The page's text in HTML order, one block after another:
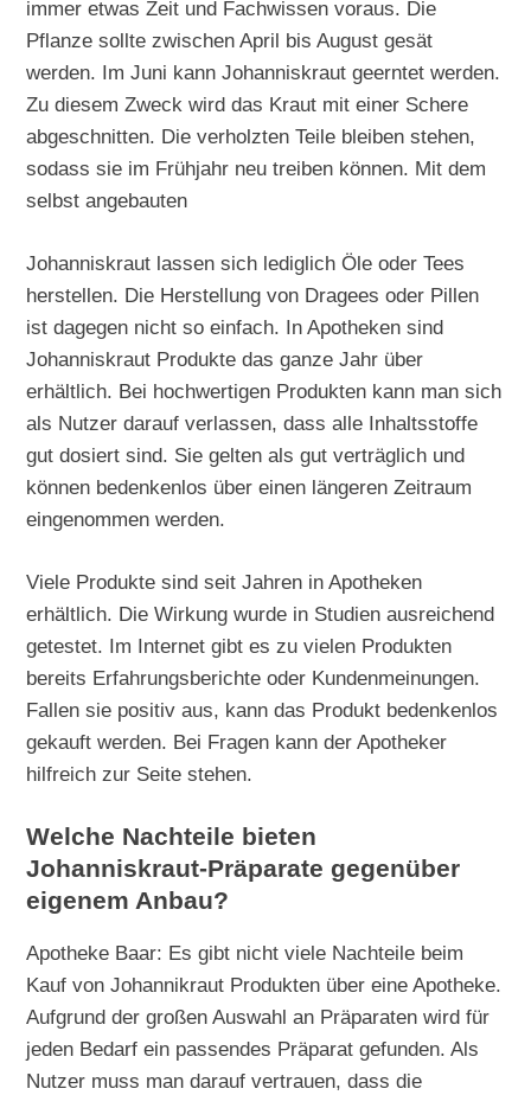
immer etwas Zeit und Fachwissen voraus. Die
Pflanze sollte zwischen April bis August gesät
werden. Im Juni kann Johanniskraut geerntet werden.
Zu diesem Zweck wird das Kraut mit einer Schere
abgeschnitten. Die verholzten Teile bleiben stehen,
sodass sie im Frühjahr neu treiben können. Mit dem
selbst angebauten
Johanniskraut lassen sich lediglich Öle oder Tees
herstellen. Die Herstellung von Dragees oder Pillen
ist dagegen nicht so einfach. In Apotheken sind
Johanniskraut Produkte das ganze Jahr über
erhältlich. Bei hochwertigen Produkten kann man sich
als Nutzer darauf verlassen, dass alle Inhaltsstoffe
gut dosiert sind. Sie gelten als gut verträglich und
können bedenkenlos über einen längeren Zeitraum
eingenommen werden.
Viele Produkte sind seit Jahren in Apotheken
erhältlich. Die Wirkung wurde in Studien ausreichend
getestet. Im Internet gibt es zu vielen Produkten
bereits Erfahrungsberichte oder Kundenmeinungen.
Fallen sie positiv aus, kann das Produkt bedenkenlos
gekauft werden. Bei Fragen kann der Apotheker
hilfreich zur Seite stehen.
Welche Nachteile bieten
Johanniskraut-Präparate gegenüber
eigenem Anbau?
Apotheke Baar: Es gibt nicht viele Nachteile beim
Kauf von Johannikraut Produkten über eine Apotheke.
Aufgrund der großen Auswahl an Präparaten wird für
jeden Bedarf ein passendes Präparat gefunden. Als
Nutzer muss man darauf vertrauen, dass die